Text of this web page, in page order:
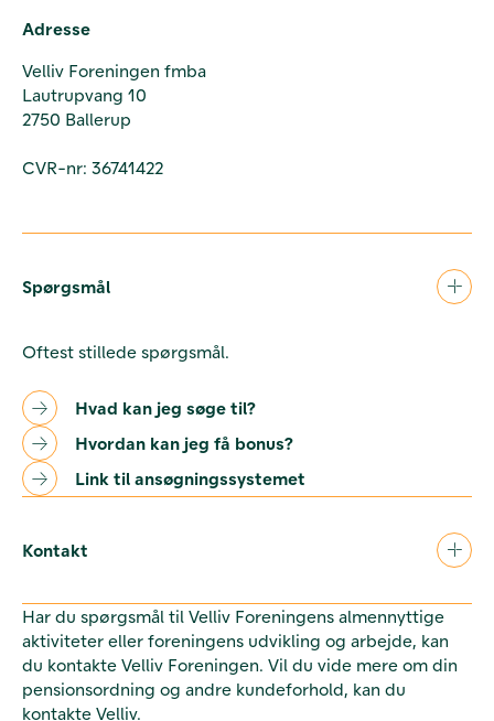
Adresse
Velliv Foreningen fmba
Lautrupvang 10
2750 Ballerup
CVR-nr: 36741422
Spørgsmål
Oftest stillede spørgsmål.
Hvad kan jeg søge til?
Hvordan kan jeg få bonus?
Link til ansøgningssystemet
Kontakt
Har du spørgsmål til Velliv Foreningens almennyttige
aktiviteter eller foreningens udvikling og arbejde, kan
du kontakte Velliv Foreningen. Vil du vide mere om din
pensionsordning og andre kundeforhold, kan du
kontakte Velliv.